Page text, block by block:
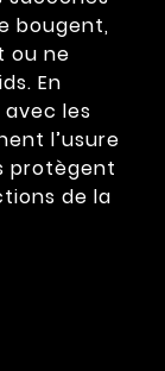
bougent,
ou ne
En
les
l’usure
protègent
de la